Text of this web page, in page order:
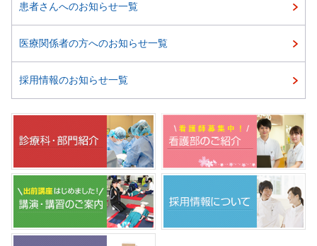
患者さんへのお知らせ一覧
医療関係者の方へのお知らせ一覧
採用情報のお知らせ一覧